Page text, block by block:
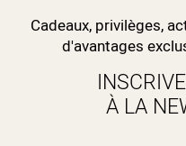
Cadeaux, privilèges,
d'avantages
À LA